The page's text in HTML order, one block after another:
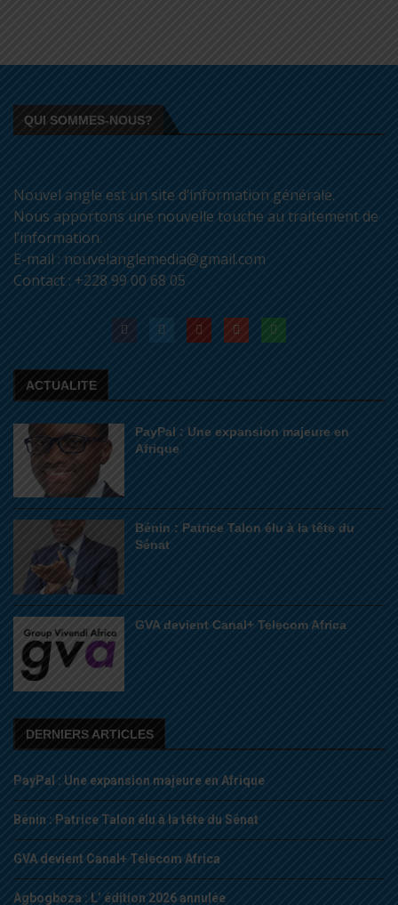
QUI SOMMES-NOUS?
Nouvel angle est un site d’information générale.
Nous apportons une nouvelle touche au traitement de
l’information.
E-mail : nouvelanglemedia@gmail.com
Contact : +228 99 00 68 05
ACTUALITE
PayPal : Une expansion majeure en
Afrique
Bénin : Patrice Talon élu à la tête du
Sénat
GVA devient Canal+ Telecom Africa
DERNIERS ARTICLES
PayPal : Une expansion majeure en Afrique
Bénin : Patrice Talon élu à la tête du Sénat
GVA devient Canal+ Telecom Africa
Agbogboza : L’ édition 2026 annulée